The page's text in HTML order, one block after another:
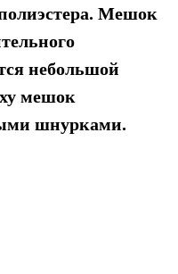
Мешок
небольшой
мешок
шнурками.